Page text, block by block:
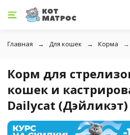
Главная Для кошек Корма
Корм для
кошек и
Dailycat (Дэйликэт)